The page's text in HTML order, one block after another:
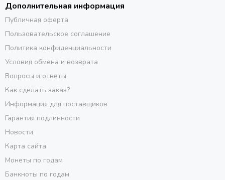
Дополнительная информация
Публичная оферта
Пользовательское соглашение
Политика конфиденциальности
Условия обмена и возврата
Вопросы и ответы
Как сделать заказ?
Информация для поставщиков
Гарантия подлинности
Новости
Карта сайта
Монеты по годам
Банкноты по годам